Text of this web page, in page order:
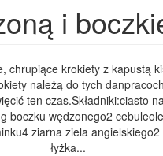
i
chrupiące krokiety z kapustą
należą do tych
ten czas.Składniki:ciasto
boczku wędzonego2
ziarna ziela
łyżka...